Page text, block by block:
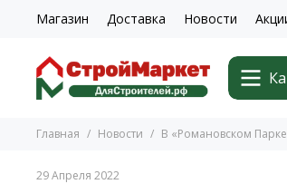
Магазин Доставка Новости
Главная Новости В «Романовском
29 Апреля 2022